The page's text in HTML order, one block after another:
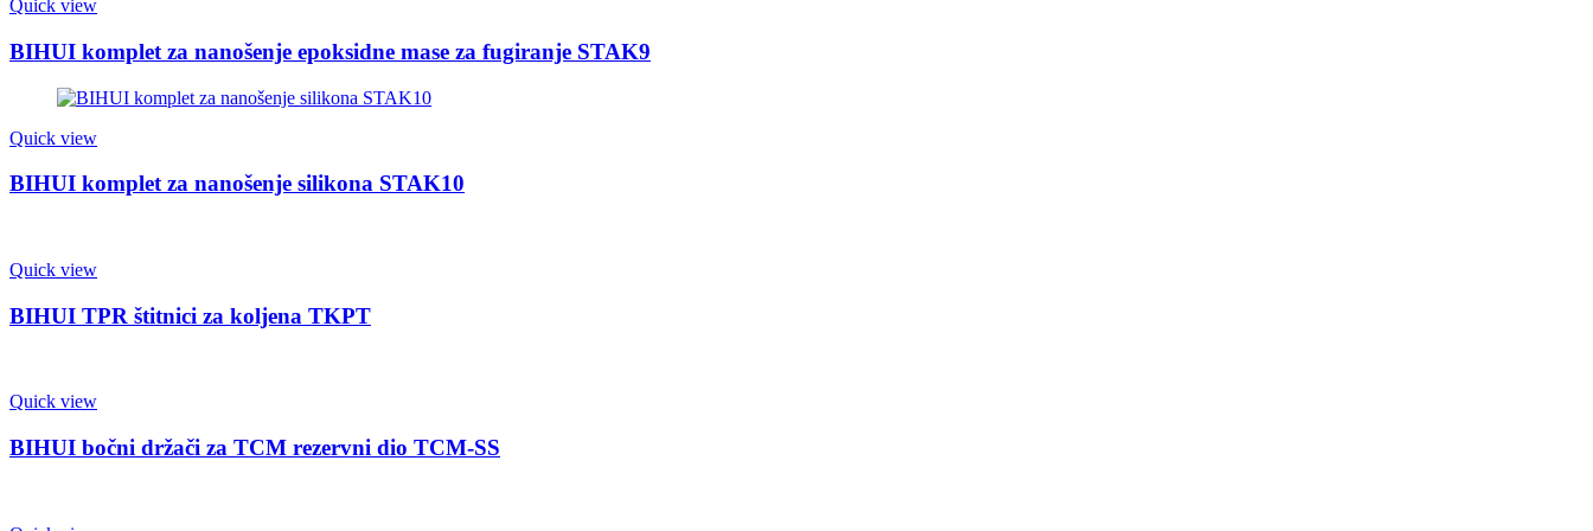
Quick view
BIHUI komplet za nanošenje epoksidne mase za fugiranje STAK9
Quick view
BIHUI komplet za nanošenje silikona STAK10
Quick view
BIHUI TPR štitnici za koljena TKPT
Quick view
BIHUI bočni držači za TCM rezervni dio TCM-SS